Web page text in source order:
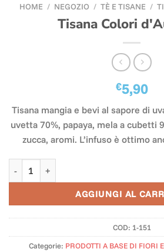
HOME / NEGOZIO / TÈ E TISANE /
Tisana Colori
€5,90
Tisana mangia e bevi al sapore di
uvetta 70%, papaya, mela a cubetti
zucca, aromi. L’infuso è ottimo
AGGIUNGI AL
COD: 1-151
Categorie: PRODOTTI A BASE DI FIORI